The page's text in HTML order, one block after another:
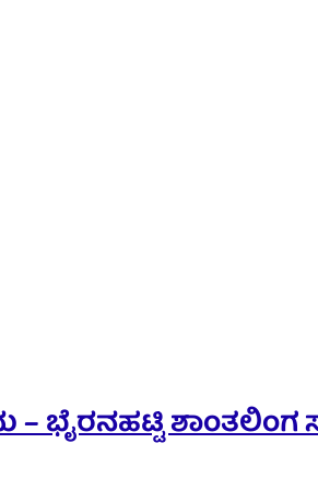
ಭೈರನಹಟ್ಟಿ ಶಾಂತಲಿಂಗ